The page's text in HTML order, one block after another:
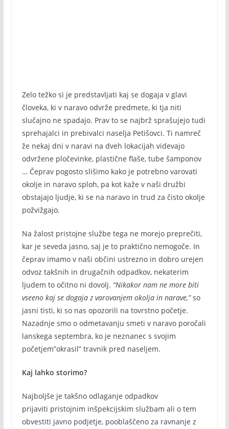
Zelo težko si je predstavljati kaj se dogaja v glavi
človeka, ki v naravo odvrže predmete, ki tja niti
slučajno ne spadajo. Prav to se najbrž sprašujejo tudi
sprehajalci in prebivalci naselja Petišovci. Ti namreč
že nekaj dni v naravi na dveh lokacijah videvajo
odvržene pločevinke, plastične flaše, tube šamponov
… Čeprav pogosto slišimo kako je potrebno varovati
okolje in naravo sploh, pa kot kaže v naši družbi
obstajajo ljudje, ki se na naravo in trud za čisto okolje
požvižgajo.
Na žalost pristojne službe tega ne morejo preprečiti,
kar je seveda jasno, saj je to praktično nemogoče. In
čeprav imamo v naši občini ustrezno in dobro urejen
odvoz takšnih in drugačnih odpadkov, nekaterim
ljudem to očitno ni dovolj. “Nikakor nam ne more biti
vseeno kaj se dogaja z varovanjem okolja in narave,”so
jasni tisti, ki so nas opozorili na tovrstno početje.
Nazadnje smo o odmetavanju smeti v naravo poročali
lanskega septembra, ko je neznanec s svojim
početjem”okrasil” travnik pred naseljem.
Kaj lahko storimo?
Najboljše je takšno odlaganje odpadkov
prijaviti pristojnim inšpekcijskim službam ali o tem
obvestiti javno podjetje, pooblaščeno za ravnanje z